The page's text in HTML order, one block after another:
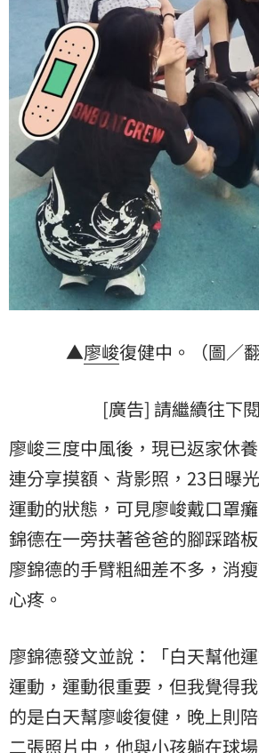
▲廖峻復健中。（圖／翻
[廣告] 請繼續往下
廖峻三度中風後，現已返家休
連分享摸額、背影照，23日曝
運動的狀態，可見廖峻戴口罩
錦德在一旁扶著爸爸的腳踩踏
廖錦德的手臂粗細差不多，消
心疼。
廖錦德發文並說：「白天幫他
運動，運動很重要，但我覺得
的是白天幫廖峻復健，晚上則
二張照片中，他與小孩躺在球